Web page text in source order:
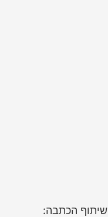
שיתוף הכתבה: